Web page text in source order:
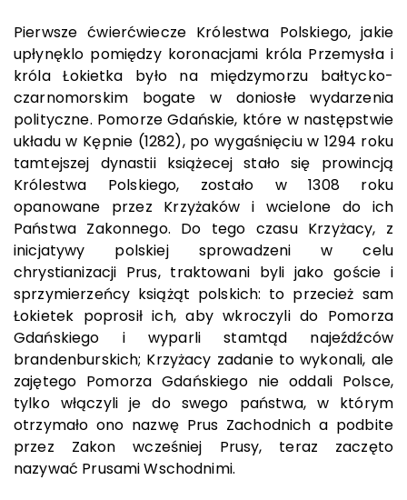
Pierwsze ćwierćwiecze Królestwa Polskiego, jakie
upłynęklo pomiędzy koronacjami króla Przemysła i
króla Łokietka było na międzymorzu bałtycko-
czarnomorskim bogate w doniosłe wydarzenia
polityczne. Pomorze Gdańskie, które w następstwie
układu w Kępnie (1282), po wygaśnięciu w 1294 roku
tamtejszej dynastii książecej stało się prowincją
Królestwa Polskiego, zostało w 1308 roku
opanowane przez Krzyżaków i wcielone do ich
Państwa Zakonnego. Do tego czasu Krzyżacy, z
inicjatywy polskiej sprowadzeni w celu
chrystianizacji Prus, traktowani byli jako goście i
sprzymierzeńcy książąt polskich: to przecież sam
Łokietek poprosił ich, aby wkroczyli do Pomorza
Gdańskiego i wyparli stamtąd najeźdźców
brandenburskich; Krzyżacy zadanie to wykonali, ale
zajętego Pomorza Gdańskiego nie oddali Polsce,
tylko włączyli je do swego państwa, w którym
otrzymało ono nazwę Prus Zachodnich a podbite
przez Zakon wcześniej Prusy, teraz zaczęto
nazywać Prusami Wschodnimi.